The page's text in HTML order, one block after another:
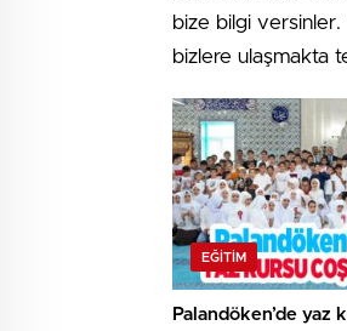
bize bilgi versinler.
bizlere ulaşmakta
EĞITIM
Palandöken’de yaz